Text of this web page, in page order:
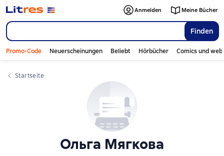
Finden
Anmelden Meine Bücher
Promo-Code Neuerscheinungen Beliebt Hörbücher Comics und
Startseite
Ольга Мягкова
Слайдер с книгами